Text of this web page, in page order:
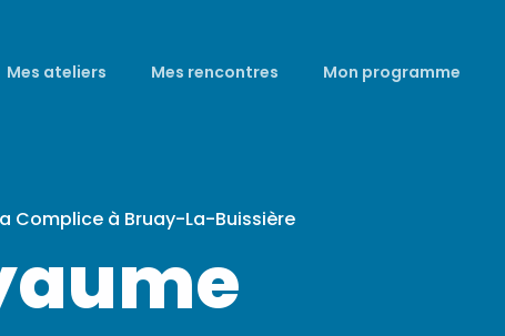
Mes ateliers Mes rencontres Mon programme
Complice à Bruay-La-Buissière